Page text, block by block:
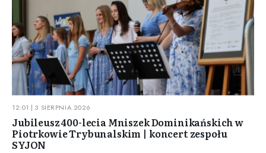
12:01 | 3 SIERPNIA 2026
Jubileusz 400-lecia Mniszek Dominikańskich w
Piotrkowie Trybunalskim | koncert zespołu
SYJON